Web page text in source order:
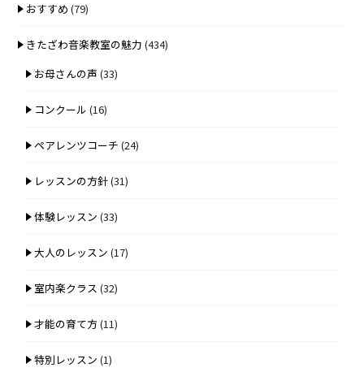
おすすめ (79)
きたざわ音楽教室の魅力 (434)
お母さんの声 (33)
コンクール (16)
ペアレンツコーチ (24)
レッスンの方針(31)
体験レッスン (33)
大人のレッスン (17)
室内楽クラス (32)
才能の育て方 (11)
特別レッスン (1)